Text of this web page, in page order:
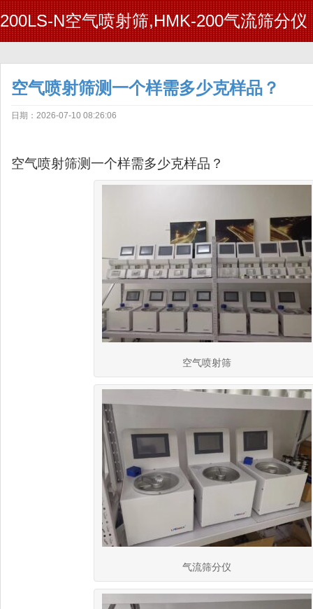
200LS-N空气喷射筛,HMK-200气流筛分仪
空气喷射筛测一个样需多少克样品？
日期：2026-07-10 08:26:06
空气喷射筛测一个样需多少克样品？
空气喷射筛
气流筛分仪